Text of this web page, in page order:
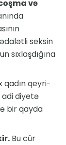
və
seksin
sıxlaşdığına
qadın qeyri-
diyetə
bir qayda
Bu cür